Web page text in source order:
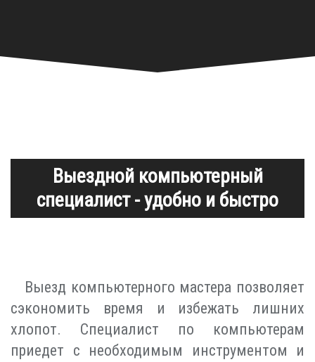
Выездной компьютерный
специалист - удобно и быстро
Выезд компьютерного мастера позволяет
сэкономить время и избежать лишних
хлопот. Специалист по компьютерам
приедет с необходимым инструментом и